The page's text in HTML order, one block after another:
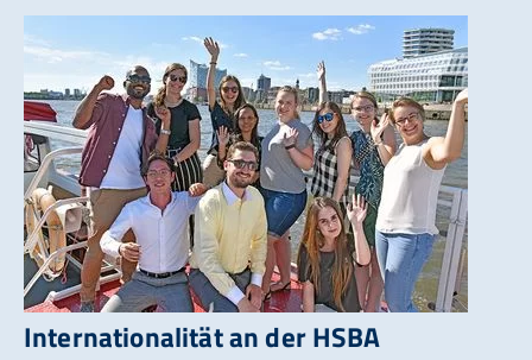
Internationalität an der HSBA